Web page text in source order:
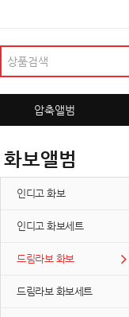
압축앨범
화보앨범
인디고 화보
인디고 화보세트
드림라보 화보
드림라보 화보세트